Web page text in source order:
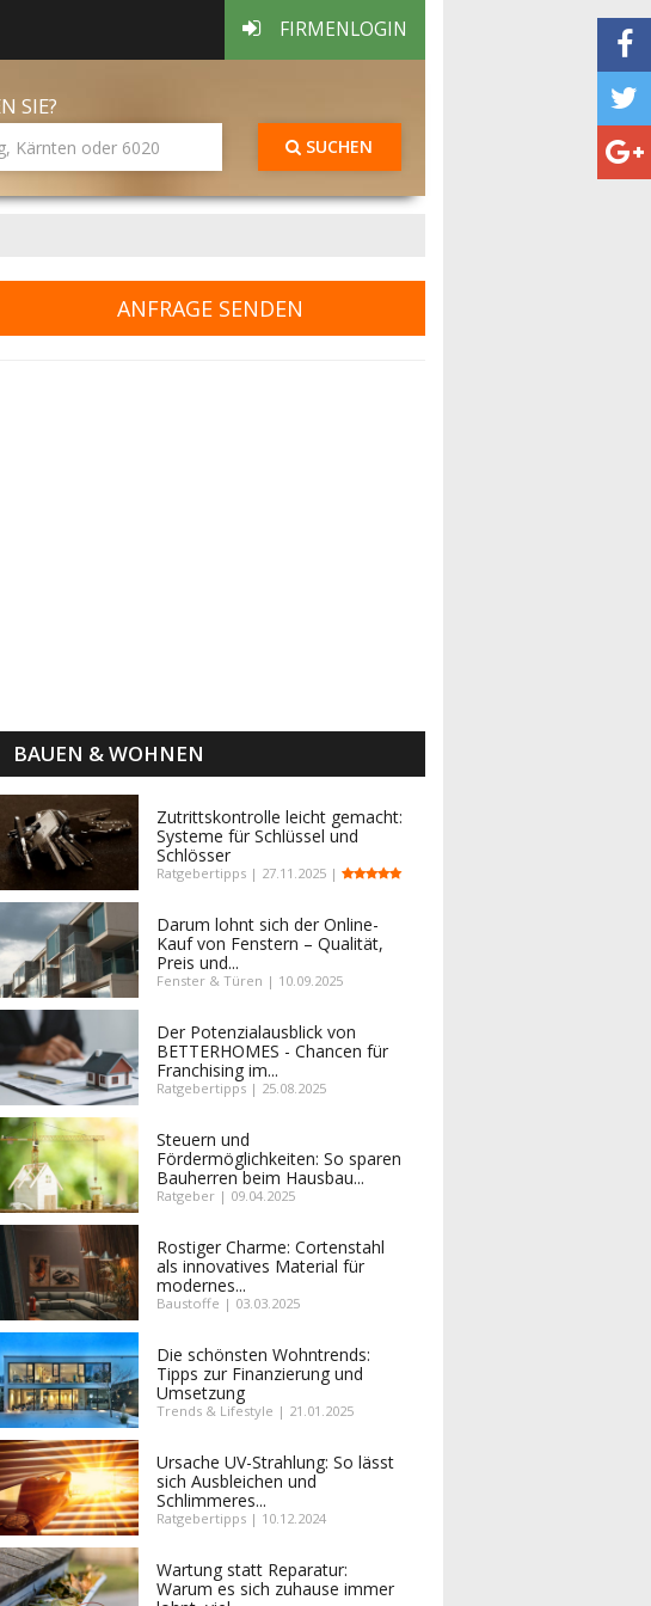
FIRMENLOGIN
SIE?
SUCHEN
ANFRAGE SENDEN
BAUEN & WOHNEN
Zutrittskontrolle leicht gemacht:
Systeme für Schlüssel und
Schlösser
Ratgebertipps | 27.11.2025 |
Darum lohnt sich der Online-
Kauf von Fenstern – Qualität,
Preis und...
Fenster & Türen | 10.09.2025
Der Potenzialausblick von
BETTERHOMES - Chancen für
Franchising im...
Ratgebertipps | 25.08.2025
Steuern und
Fördermöglichkeiten: So sparen
Bauherren beim Hausbau...
Ratgeber | 09.04.2025
Rostiger Charme: Cortenstahl
als innovatives Material für
modernes...
Baustoffe | 03.03.2025
Die schönsten Wohntrends:
Tipps zur Finanzierung und
Umsetzung
Trends & Lifestyle | 21.01.2025
Ursache UV-Strahlung: So lässt
sich Ausbleichen und
Schlimmeres...
Ratgebertipps | 10.12.2024
Wartung statt Reparatur:
Warum es sich zuhause immer